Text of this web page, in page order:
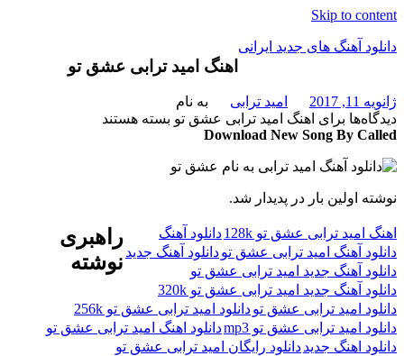
Skip to content
دانلود آهنگ های جدید ایرانی
دانلود
فول
آلبوم
موزیک
اهنگ امید ترابی عشق تو
ژانویه 11, 2017
امید ترابی
دیدگاه‌ها برای اهنگ امید ترابی عشق تو بسته هستند
به نام
Download New Song By Called
نوشته اولین بار در پدیدار شد.
اهنگ امید ترابی عشق تو 128k
دانلود آهنگ
دانلود آهنگ امید ترابی عشق تودانلود آهنگ جدید
دانلود آهنگ جدید امید ترابی عشق تو
دانلود آهنگ جدید امید ترابی عشق تو 320k
دانلود امید ترابی عشق تودانلود امید ترابی عشق تو 256k
دانلود امید ترابی عشق تو mp3
دانلود اهنگ امید ترابی عشق تو
دانلود اهنگ جدیددانلود رایگان امید ترابی عشق تو
راهبری
نوشته